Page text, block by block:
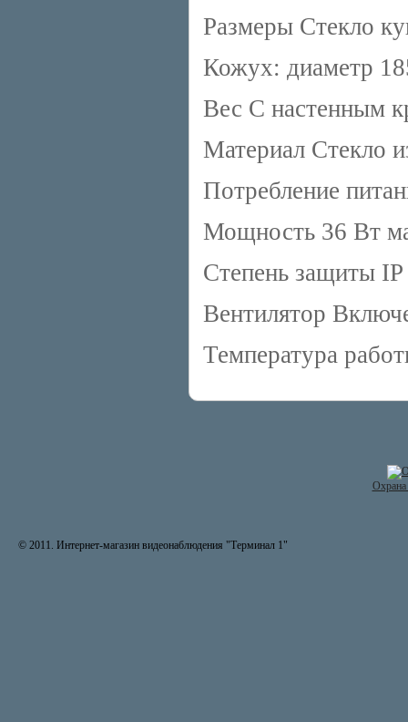
Размеры Стекло
Кожух: диаметр
Вес С настенным
Материал Стекло
Потребление
Мощность 36 Вт
Степень защиты
Вентилятор
Температура
© 2011. Интернет-магазин видеонаблюдения "Терминал 1"